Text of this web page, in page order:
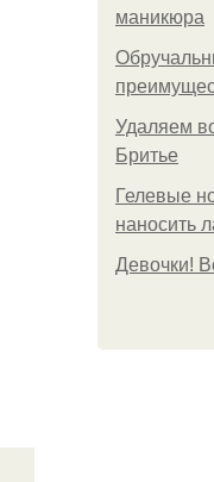
маникюра
Удаляем
Бритье
Гелевые
наносить
Девочки!